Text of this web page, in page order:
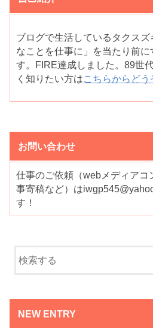
ブログで生活しているタクス
なことを仕事に」を当たり前に
す。FIRE達成しました。89世
く知りたい方はこちらからどう
お問い合わせ
仕事のご依頼（webメディアコ
事寄稿など）は
す！
NEW ENTRY